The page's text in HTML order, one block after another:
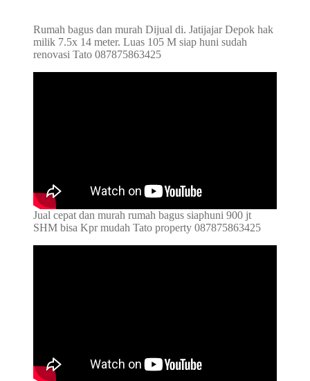
Rumah bagus dan murah Dijual di. Jatijajar Depok hak
milik 7.5x 14 meter. Luas 105 M siap huni sudah
renovasi Tato 087875863425
Jual cepat dan murah rumah bagus siaphuni 900 jt
SHM bisa Kpr mudah Tato property 087875863425